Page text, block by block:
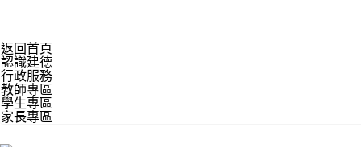
返回首頁
認識建德
行政服務
教師專區
學生專區
家長專區